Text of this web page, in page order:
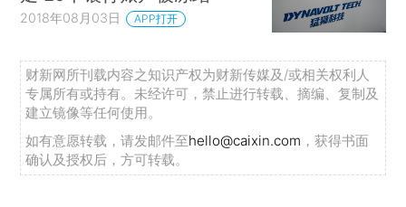
2018年08月03日 APP打开
财新网所刊载内容之知识产权为财新传媒及/或相关权利人
专属所有或持有。未经许可，禁止进行转载、摘编、复制及
建立镜像等任何使用。
如有意愿转载，请发邮件至hello@caixin.com ，获得书面
确认及授权后，方可转载。